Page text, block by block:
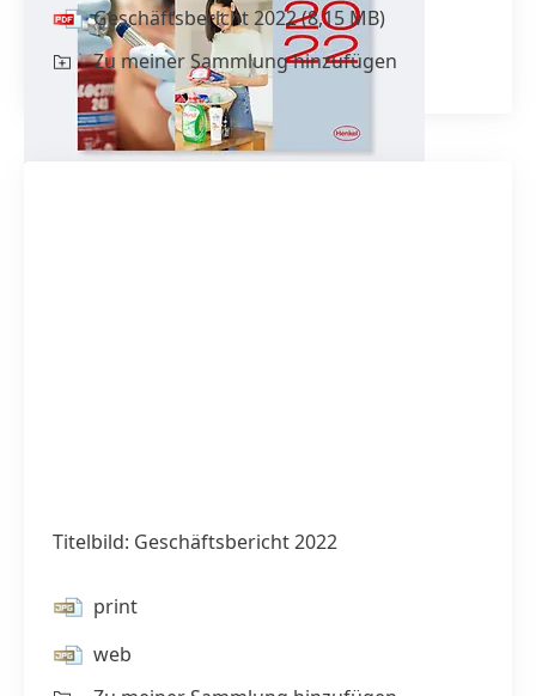
Geschäfts­bericht 2022(8,15 MB)
Zu meiner Sammlung hinzufügen
Titelbild: Geschäftsbericht 2022
print
web